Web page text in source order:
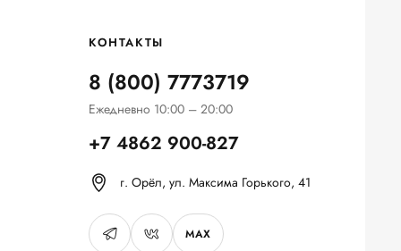
КОНТАКТЫ
8 (800) 7773719
Ежедневно 10:00 – 20:00
+7 4862 900-827
г. Орёл, ул. Максима Горького, 41
MAX